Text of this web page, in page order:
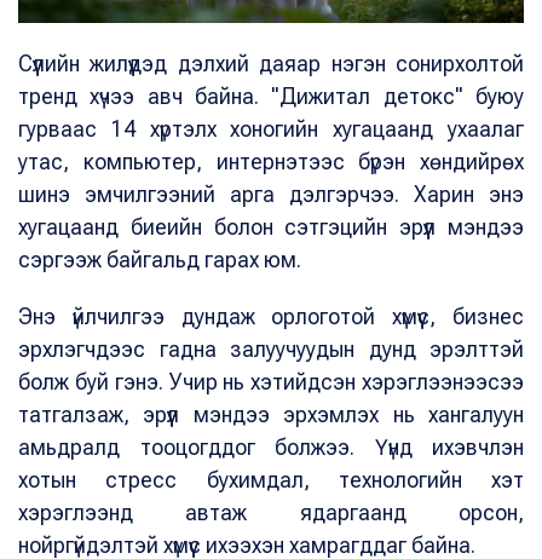
Сүүлийн жилүүдэд дэлхий даяар нэгэн сонирхолтой
тренд хүчээ авч байна. "Дижитал детокс" буюу
гурваас 14 хүртэлх хоногийн хугацаанд ухаалаг
утас, компьютер, интернэтээс бүрэн хөндийрөх
шинэ эмчилгээний арга дэлгэрчээ. Харин энэ
хугацаанд биеийн болон сэтгэцийн эрүүл мэндээ
сэргээж байгальд гарах юм.
Энэ үйлчилгээ дундаж орлоготой хүмүүс, бизнес
эрхлэгчдээс гадна залуучуудын дунд эрэлттэй
болж буй гэнэ. Учир нь хэтийдсэн хэрэглээнээсээ
татгалзаж, эрүүл мэндээ эрхэмлэх нь хангалуун
амьдралд тооцогддог болжээ. Үүнд ихэвчлэн
хотын стресс бухимдал, технологийн хэт
хэрэглээнд автаж ядаргаанд орсон,
нойргүйдэлтэй хүмүүс ихээхэн хамрагддаг байна.